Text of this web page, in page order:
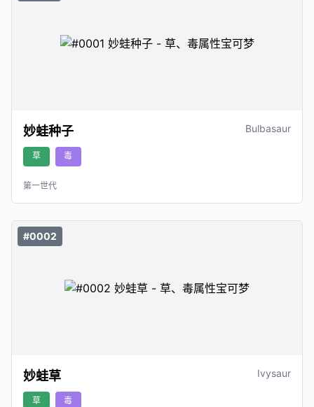
妙蛙种子 Bulbasaur
草 毒
第一世代
#0002
妙蛙草 Ivysaur
草 毒